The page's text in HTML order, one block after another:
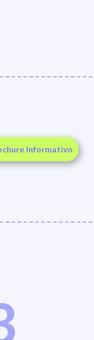
Informativo